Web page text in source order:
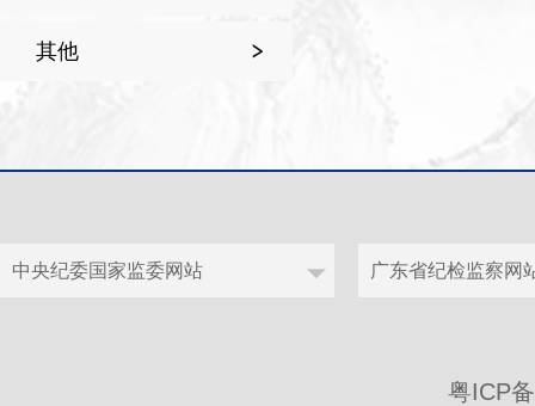
其他
粤ICP